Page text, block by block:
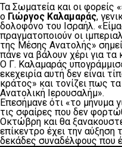
Τα Σωματεία και οι φορείς
ο Γιώργος Καλαμαράς,
δολοφόνο του Ισραήλ.
πραγματοποιούν οι
της Μέσης Ανατολής»
πάνε να βάλουν χέρι για τα
Ο Γ. Καλαμαράς
εκεχειρία αυτή δεν είναι
κράτος» και τονίζει πως
Ανατολική Ιερουσαλήμ».
Επεσήμανε ότι «το μήνυμα
τις σφαίρες που δεν
Οκτώβρη και θα
επίκεντρο έχει την
δεκάδες συναδέλφους που